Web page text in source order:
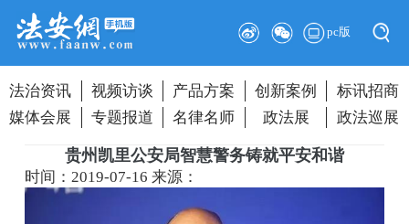
pc版
法治资讯 视频访谈 产品方案 创新案例
标讯招商
媒体会展
专题报道 名律名师 政法展 政法巡展
贵州凯里公安局智慧警务铸就平安和谐
时间：2019-07-16来源：